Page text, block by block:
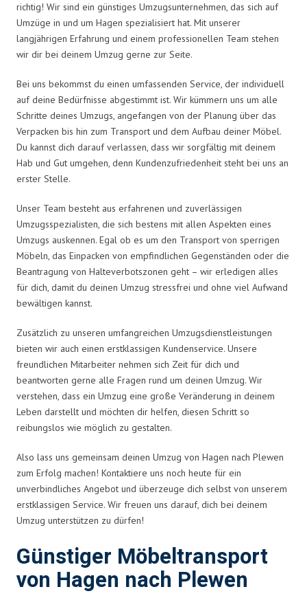
richtig! Wir sind ein günstiges Umzugsunternehmen, das sich auf
Umzüge in und um Hagen spezialisiert hat. Mit unserer
langjährigen Erfahrung und einem professionellen Team stehen
wir dir bei deinem Umzug gerne zur Seite.
Bei uns bekommst du einen umfassenden Service, der individuell
auf deine Bedürfnisse abgestimmt ist. Wir kümmern uns um alle
Schritte deines Umzugs, angefangen von der Planung über das
Verpacken bis hin zum Transport und dem Aufbau deiner Möbel.
Du kannst dich darauf verlassen, dass wir sorgfältig mit deinem
Hab und Gut umgehen, denn Kundenzufriedenheit steht bei uns an
erster Stelle.
Unser Team besteht aus erfahrenen und zuverlässigen
Umzugsspezialisten, die sich bestens mit allen Aspekten eines
Umzugs auskennen. Egal ob es um den Transport von sperrigen
Möbeln, das Einpacken von empfindlichen Gegenständen oder die
Beantragung von Halteverbotszonen geht – wir erledigen alles
für dich, damit du deinen Umzug stressfrei und ohne viel Aufwand
bewältigen kannst.
Zusätzlich zu unseren umfangreichen Umzugsdienstleistungen
bieten wir auch einen erstklassigen Kundenservice. Unsere
freundlichen Mitarbeiter nehmen sich Zeit für dich und
beantworten gerne alle Fragen rund um deinen Umzug. Wir
verstehen, dass ein Umzug eine große Veränderung in deinem
Leben darstellt und möchten dir helfen, diesen Schritt so
reibungslos wie möglich zu gestalten.
Also lass uns gemeinsam deinen Umzug von Hagen nach Plewen
zum Erfolg machen! Kontaktiere uns noch heute für ein
unverbindliches Angebot und überzeuge dich selbst von unserem
erstklassigen Service. Wir freuen uns darauf, dich bei deinem
Umzug unterstützen zu dürfen!
Günstiger Möbeltransport
von Hagen nach Plewen